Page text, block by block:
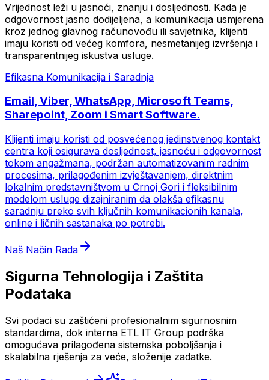
Vrijednost leži u jasnoći, znanju i dosljednosti. Kada je
odgovornost jasno dodijeljena, a komunikacija usmjerena
kroz jednog glavnog računovođu ili savjetnika, klijenti
imaju koristi od većeg komfora, nesmetanijeg izvršenja i
transparentnijeg iskustva usluge.
Efikasna Komunikacija i Saradnja
Email, Viber, WhatsApp, Microsoft Teams,
Sharepoint, Zoom i Smart Software.
Klijenti imaju koristi od posvećenog jedinstvenog kontakt
centra koji osigurava dosljednost, jasnoću i odgovornost
tokom angažmana, podržan automatizovanim radnim
procesima, prilagođenim izvještavanjem, direktnim
lokalnim predstavništvom u Crnoj Gori i fleksibilnim
modelom usluge dizajniranim da olakša efikasnu
saradnju preko svih ključnih komunikacionih kanala,
online i ličnih sastanaka po potrebi.
Naš Način Rada
Sigurna Tehnologija i Zaštita
Podataka
Svi podaci su zaštićeni profesionalnim sigurnosnim
standardima, dok interna ETL IT Group podrška
omogućava prilagođena sistemska poboljšanja i
skalabilna rješenja za veće, složenije zadatke.